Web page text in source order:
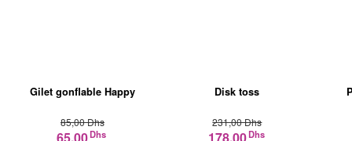
Gilet gonflable Happy
85,00 Dhs
Dhs
Disk toss
231,00 Dhs
Dhs